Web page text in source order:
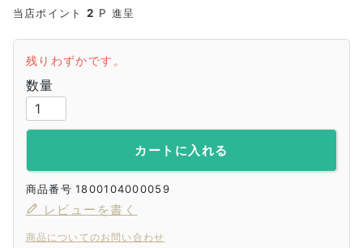
当店ポイント 2 P 進呈
残りわずかです。
カートに入れる
商品番号 1800104000059
レビューを書く
商品についてのお問い合わせ